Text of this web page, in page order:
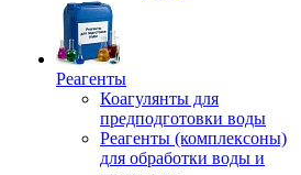
Реагенты
Коагулянты для
предподготовки воды
Реагенты (комплексоны)
для обработки воды и